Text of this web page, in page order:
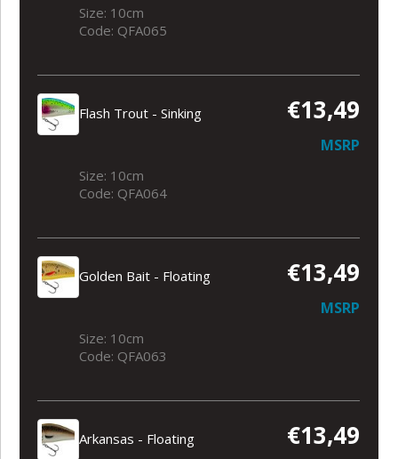
Size: 10cm
Code: QFA065
Flash Trout - Sinking €13,49
MSRP
Size: 10cm
Code: QFA064
Golden Bait - Floating €13,49
MSRP
Size: 10cm
Code: QFA063
Arkansas - Floating €13,49